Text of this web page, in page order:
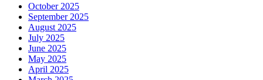
October 2025
September 2025
August 2025
July 2025
June 2025
May 2025
April 2025